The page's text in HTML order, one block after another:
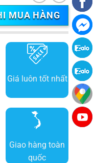
MUA HÀNG
Giá luôn tốt nhất
Giao hàng toàn
quốc